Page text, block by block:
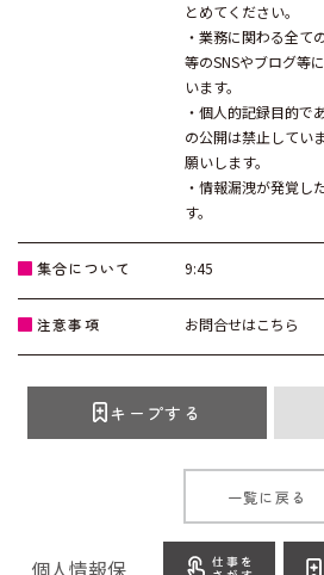
とめてください。
・業務に関わる全て
等のSNSやブログ等
います。
・個人的記録目的で
の公開は禁止してい
願いします。
・情報漏洩が発覚し
す。
集合について 9:45
注意事項 お問合せはこちら
キープする
一覧に戻る